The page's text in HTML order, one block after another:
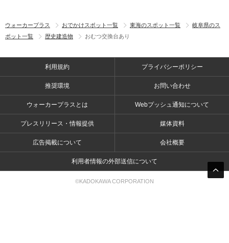
ウォーカープラス おでかけスポット一覧 東海のスポット一覧
岐阜県のス
ポット一覧
歴史建造物 おむつ交換台あり
利用規約 プライバシーポリシー
推奨環境 お問い合わせ
ウォーカープラスとは Webプッシュ通知について
プレスリリース・情報提供 媒体資料
広告掲載について 会社概要
利用者情報の外部送信について
©KADOKAWA CORPORATION